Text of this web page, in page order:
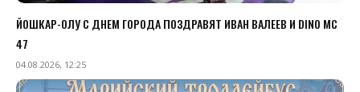
ЙОШКАР-ОЛУ С ДНЕМ ГОРОДА ПОЗДРАВЯТ ИВАН ВАЛЕЕВ И DINO MC
47
04.08.2026, 12:25